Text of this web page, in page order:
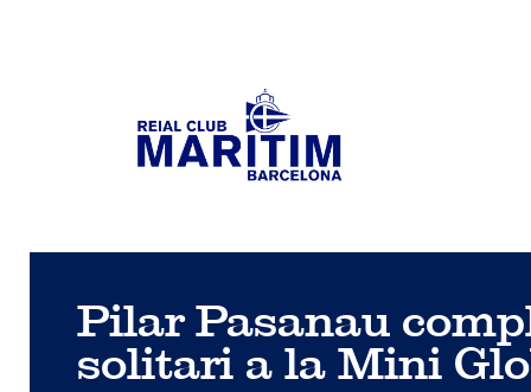
Pilar Pasanau
solitari a la Mini